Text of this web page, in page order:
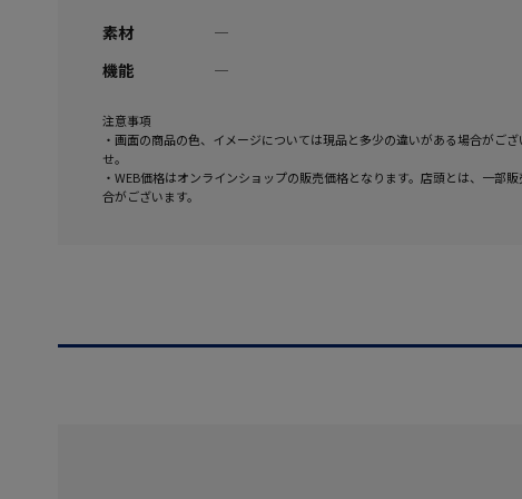
素材
―
機能
―
注意事項
・画面の商品の色、イメージについては現品と多少の違いがある場合がご
せ。
・WEB価格はオンラインショップの販売価格となります。店頭とは、一部
合がございます。